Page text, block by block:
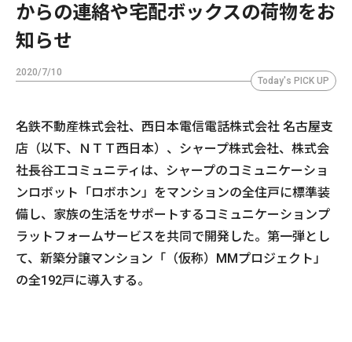
からの連絡や宅配ボックスの荷物をお
知らせ
2020/7/10
Today's PICK UP
名鉄不動産株式会社、西日本電信電話株式会社 名古屋支
店（以下、ＮＴＴ西日本）、シャープ株式会社、株式会
社長谷工コミュニティは、シャープのコミュニケーショ
ンロボット「ロボホン」をマンションの全住戸に標準装
備し、家族の生活をサポートするコミュニケーションプ
ラットフォームサービスを共同で開発した。第一弾とし
て、新築分譲マンション「（仮称）MMプロジェクト」
の全192戸に導入する。